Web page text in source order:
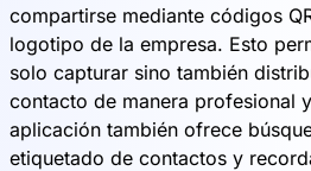
compartirse mediante códigos
logotipo de la empresa. Esto
solo capturar sino también
contacto de manera profesional
aplicación también ofrece
etiquetado de contactos y